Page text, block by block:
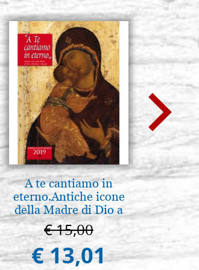
A te cantiamo in
eterno.Antiche icone
della Madre di Dio a
Vladimir e Suzdal
(libro-cal. 2019)
€ 15,00
€ 13,01
Il
The
€